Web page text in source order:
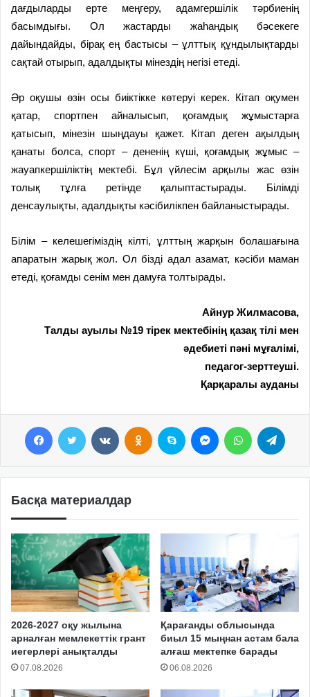
дағдыларды ерте меңгеру, адамгершілік тәрбиенің
басымдығы. Ол жастарды жаһандық бәсекеге
дайындайды, бірақ ең бастысы – ұлттық құндылықтарды
сақтай отырып, адалдықты мінездің негізі етеді.
Әр оқушы өзін осы биіктікке көтеруі керек. Кітап оқумен
қатар, спортпен айналысып, қоғамдық жұмыстарға
қатысып, мінезін шыңдауы қажет. Кітап деген ақылдың
қанаты болса, спорт – дененің күші, қоғамдық жұмыс –
жауапкершіліктің мектебі. Бұл үйлесім арқылы жас өзін
толық тұлға ретінде қалыптастырады. Білімді
денсаулықты, адалдықты кәсібилікпен байланыстырады.
Білім – келешегіміздің кілті, ұлттың жарқын болашағына
апаратын жарық жол. Ол бізді адал азамат, кәсіби маман
етеді, қоғамды сенім мен дамуға толтырады.
Айнур Жилмасова,
Талды ауылы №19 тірек мектебінің қазақ тілі мен
әдебиеті пәні мұғалімі,
педагог-зерттеуші.
Қарқаралы ауданы
Басқа материалдар
2026-2027 оқу жылына
арналған мемлекеттік грант
иегерлері анықталды
07.08.2026
Қарағанды облысында
биыл 15 мыңнан астам бала
алғаш мектепке барады
06.08.2026